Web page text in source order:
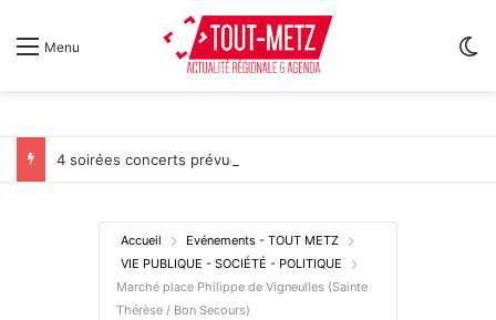
Menu
Accueil
Evénements - TOUT METZ
VIE PUBLIQUE - SOCIÉTÉ - POLITIQUE
Marché place Philippe de Vigneulles (Sainte
Thérèse / Bon Secours)